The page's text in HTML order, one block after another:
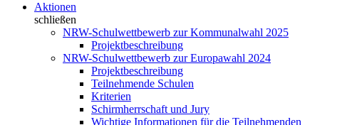
Aktionen
schließen
NRW-Schulwettbewerb zur Kommunalwahl 2025
Projektbeschreibung
NRW-Schulwettbewerb zur Europawahl 2024
Projektbeschreibung
Teilnehmende Schulen
Kriterien
Schirmherrschaft und Jury
Wichtige Informationen für die Teilnehmenden